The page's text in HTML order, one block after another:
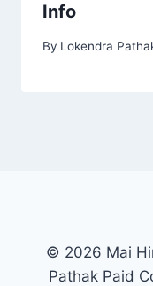
Info
By Lokendra
© 2026 Mai
Pathak Paid